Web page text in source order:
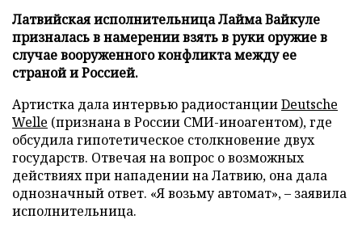
Латвийская исполнительница Лайма Вайкуле
призналась в намерении взять в руки оружие в
случае вооруженного конфликта между ее
страной и Россией.
Артистка дала интервью радиостанцииDeutsche
Welle (признана в России СМИ-иноагентом), где
обсудила гипотетическое столкновение двух
государств. Отвечая на вопрос о возможных
действиях при нападении на Латвию, она дала
однозначный ответ. «Я возьму автомат», – заявила
исполнительница.